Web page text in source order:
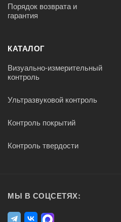
Порядок возврата и
гарантия
КАТАЛОГ
Визуально-измерительный
контроль
Ультразвуковой контроль
Контроль покрытий
Контроль твердости
МЫ В СОЦСЕТЯХ: